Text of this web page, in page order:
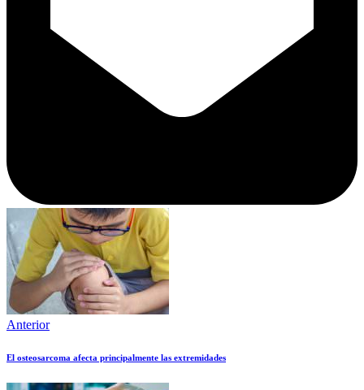
Anterior
El osteosarcoma afecta principalmente las extremidades